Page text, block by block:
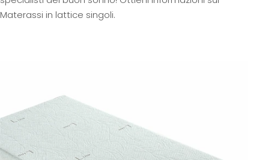
Materassi in lattice singoli.